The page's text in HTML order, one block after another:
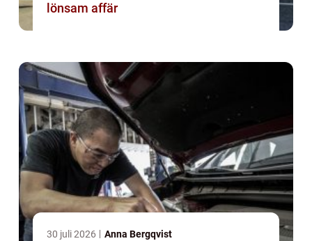
lönsam affär
30 juli 2026 Anna Bergqvist